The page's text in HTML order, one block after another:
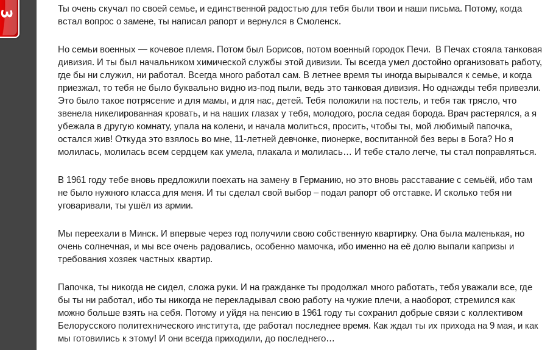
Ты очень скучал по своей семье, и единственной радостью для тебя были твои и наши письма. Потому, когда
встал вопрос о замене, ты написал рапорт и вернулся в Смоленск.
Но семьи военных — кочевое племя. Потом был Борисов, потом военный городок Печи. В Печах стояла танковая
дивизия. И ты был начальником химической службы этой дивизии. Ты всегда умел достойно организовать работу,
где бы ни служил, ни работал. Всегда много работал сам. В летнее время ты иногда вырывался к семье, и когда
приезжал, то тебя не было буквально видно из-под пыли, ведь это танковая дивизия. Но однажды тебя привезли.
Это было такое потрясение и для мамы, и для нас, детей. Тебя положили на постель, и тебя так трясло, что
звенела никелированная кровать, и на наших глазах у тебя, молодого, росла седая борода. Врач растерялся, а я
убежала в другую комнату, упала на колени, и начала молиться, просить, чтобы ты, мой любимый папочка,
остался жив! Откуда это взялось во мне, 11-летней девчонке, пионерке, воспитанной без веры в Бога? Но я
молилась, молилась всем сердцем как умела, плакала и молилась… И тебе стало легче, ты стал поправляться.
В 1961 году тебе вновь предложили поехать на замену в Германию, но это вновь расставание с семьёй, ибо там
не было нужного класса для меня. И ты сделал свой выбор – подал рапорт об отставке. И сколько тебя ни
уговаривали, ты ушёл из армии.
Мы переехали в Минск. И впервые через год получили свою собственную квартирку. Она была маленькая, но
очень солнечная, и мы все очень радовались, особенно мамочка, ибо именно на её долю выпали капризы и
требования хозяек частных квартир.
Папочка, ты никогда не сидел, сложа руки. И на гражданке ты продолжал много работать, тебя уважали все, где
бы ты ни работал, ибо ты никогда не перекладывал свою работу на чужие плечи, а наоборот, стремился как
можно больше взять на себя. Потому и уйдя на пенсию в 1961 году ты сохранил добрые связи с коллективом
Белорусского политехнического института, где работал последнее время. Как ждал ты их прихода на 9 мая, и как
мы готовились к этому! И они всегда приходили, до последнего…